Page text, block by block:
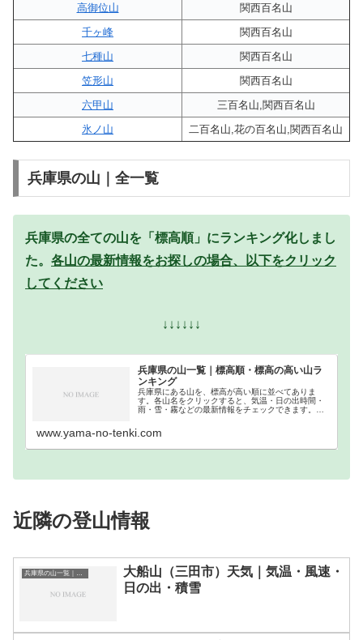
高御位山
関西百名山
千ヶ峰
関西百名山
七種山
関西百名山
笠形山
関西百名山
六甲山
三百名山,関西百名山
氷ノ山
二百名山,花の百名山,関西百名山
兵庫県の山｜全一覧
兵庫県の全ての山を「標高順」にランキング化しまし
た。 各山の最新情報をお探しの場合、以下をクリック
してください
↓↓↓↓↓↓
兵庫県の山一覧｜標高順・標高の高い山ラ
ンキング
兵庫県にある山を、標高が高い順に並べてありま
す。各山名をクリックすると、気温・日の出時間・
雨・雪・霧などの最新情報をチェックできます。兵
www.yama-no-tenki.com
近隣の登山情報
兵庫県の山一覧｜標高順・標高の高い山ランキング
大船山（三田市）天気｜気温・風速・
日の出・積雪